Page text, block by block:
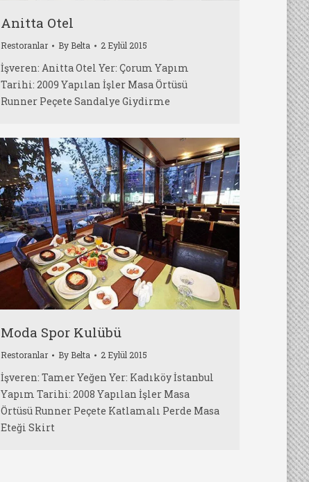
Anitta Otel
Restoranlar By Belta 2 Eylül 2015
İşveren: Anitta Otel Yer: Çorum Yapım
Tarihi: 2009 Yapılan İşler Masa Örtüsü
Runner Peçete Sandalye Giydirme
Moda Spor Kulübü
Restoranlar By Belta 2 Eylül 2015
İşveren: Tamer Yeğen Yer: Kadıköy İstanbul
Yapım Tarihi: 2008 Yapılan İşler Masa
Örtüsü Runner Peçete Katlamalı Perde Masa
Eteği Skirt